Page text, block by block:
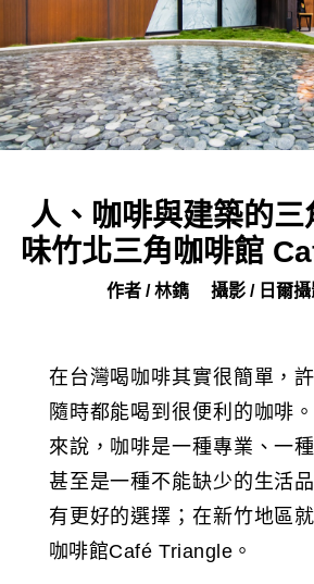
人、咖啡與建築的三
味竹北三角咖啡館
作者 / 林鐫 攝影 / 日爾
在台灣喝咖啡其實很簡單，
隨時都能喝到很便利的咖啡
來說，咖啡是一種專業、一
甚至是一種不能缺少的生活
有更好的選擇；在新竹地區
咖啡館Café Triangle。